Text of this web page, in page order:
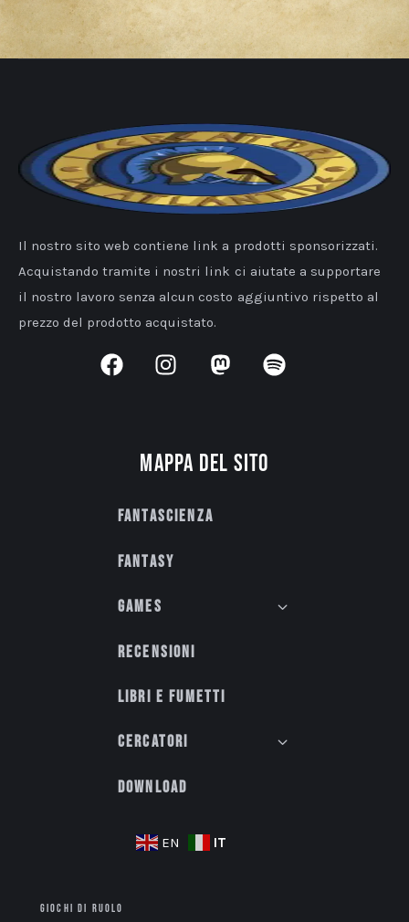
Il nostro sito web contiene link a prodotti sponsorizzati.
Acquistando tramite i nostri link ci aiutate a supportare
il nostro lavoro senza alcun costo aggiuntivo rispetto al
prezzo del prodotto acquistato.
Mappa del sito
Fantascienza
Fantasy
Games
Recensioni
Libri e fumetti
Cercatori
Download
EN IT
GIOCHI DI RUOLO